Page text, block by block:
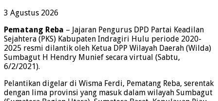
3 Agustus 2026
Pematang Reba – Jajaran Pengurus DPD Partai Keadilan
Sejahtera (PKS) Kabupaten Indragiri Hulu periode 2020-
2025 resmi dilantik oleh Ketua DPP Wilayah Daerah (Wilda)
Sumbagut H Hendry Munief secara virtual (Sabtu,
6/2/2021).
Pelantikan digelar di Wisma Ferdi, Pematang Reba, serentak
dengan lima provinsi yang masuk dalam wilayah Sumbagut